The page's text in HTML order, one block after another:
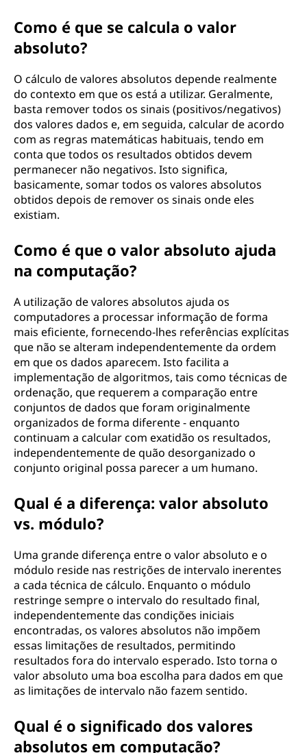
Como é que se calcula o valor
absoluto?
O cálculo de valores absolutos depende realmente
do contexto em que os está a utilizar. Geralmente,
basta remover todos os sinais (positivos/negativos)
dos valores dados e, em seguida, calcular de acordo
com as regras matemáticas habituais, tendo em
conta que todos os resultados obtidos devem
permanecer não negativos. Isto significa,
basicamente, somar todos os valores absolutos
obtidos depois de remover os sinais onde eles
existiam.
Como é que o valor absoluto ajuda
na computação?
A utilização de valores absolutos ajuda os
computadores a processar informação de forma
mais eficiente, fornecendo-lhes referências explícitas
que não se alteram independentemente da ordem
em que os dados aparecem. Isto facilita a
implementação de algoritmos, tais como técnicas de
ordenação, que requerem a comparação entre
conjuntos de dados que foram originalmente
organizados de forma diferente - enquanto
continuam a calcular com exatidão os resultados,
independentemente de quão desorganizado o
conjunto original possa parecer a um humano.
Qual é a diferença: valor absoluto
vs. módulo?
Uma grande diferença entre o valor absoluto e o
módulo reside nas restrições de intervalo inerentes
a cada técnica de cálculo. Enquanto o módulo
restringe sempre o intervalo do resultado final,
independentemente das condições iniciais
encontradas, os valores absolutos não impõem
essas limitações de resultados, permitindo
resultados fora do intervalo esperado. Isto torna o
valor absoluto uma boa escolha para dados em que
as limitações de intervalo não fazem sentido.
Qual é o significado dos valores
absolutos em computação?